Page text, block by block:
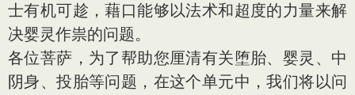
士有机可趁，藉口能够以法术和超度的力量来解
决婴灵作祟的问题。
各位菩萨，为了帮助您厘清有关堕胎、婴灵、中
阴身、投胎等问题，在这个单元中，我们将以问